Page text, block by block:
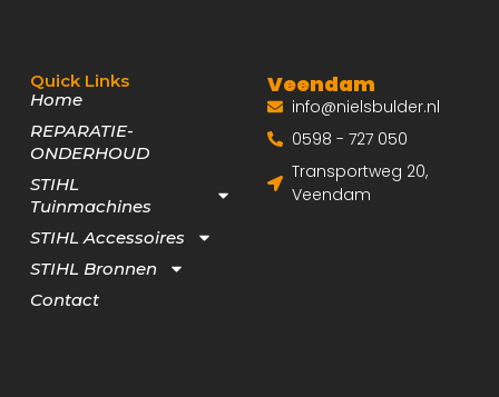
Quick Links
Home
REPARATIE-
ONDERHOUD
STIHL
Tuinmachines
STIHL Accessoires
STIHL Bronnen
Contact
Veendam
info@nielsbulder.nl
0598 - 727 050
Transportweg 20,
Veendam